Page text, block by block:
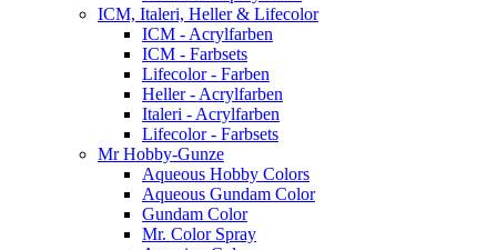
ICM, Italeri, Heller & Lifecolor
ICM - Acrylfarben
ICM - Farbsets
Lifecolor - Farben
Heller - Acrylfarben
Italeri - Acrylfarben
Lifecolor - Farbsets
Mr Hobby-Gunze
Aqueous Hobby Colors
Aqueous Gundam Color
Gundam Color
Mr. Color Spray